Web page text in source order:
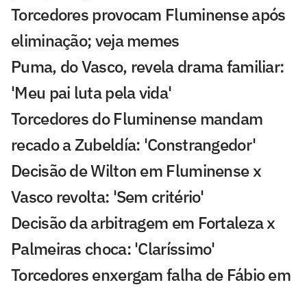
Torcedores provocam Fluminense após
eliminação; veja memes
Puma, do Vasco, revela drama familiar:
'Meu pai luta pela vida'
Torcedores do Fluminense mandam
recado a Zubeldía: 'Constrangedor'
Decisão de Wilton em Fluminense x
Vasco revolta: 'Sem critério'
Decisão da arbitragem em Fortaleza x
Palmeiras choca: 'Claríssimo'
Torcedores enxergam falha de Fábio em